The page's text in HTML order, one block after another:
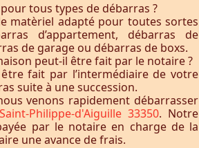
tous types de débarras ?
matèriel adapté pour toutes sortes
d’appartement, débarras de
de garage ou débarras de boxs.
peut-il être fait par le notaire ?
fait par l’intermédiaire de votre
suite à une succession.
venons rapidement débarrasser
Saint-Philippe-d'Aiguille 33350. Notre
par le notaire en charge de la
une avance de frais.